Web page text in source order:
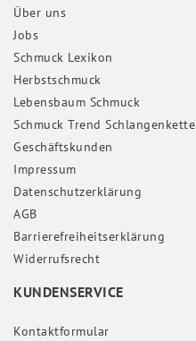
Über uns
Jobs
Schmuck Lexikon
Herbstschmuck
Lebensbaum Schmuck
Schmuck Trend Schlangenkette
Geschäftskunden
Impressum
Daten­schutz­erklärung
AGB
Barrierefreiheitserklärung
Widerrufs­recht
KUNDENSERVICE
Kontaktformular